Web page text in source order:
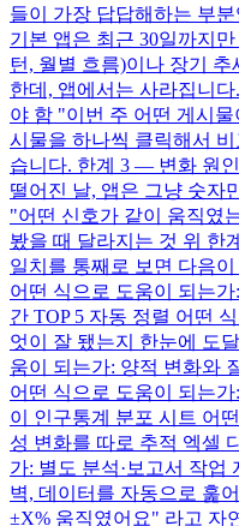
들이 가장 답답해하는 부
기본 앱은 최근 30일까지
턴, 월별 흐름)이나 장기
한데, 앱에서는 사라집니
야 함 "이번 주 어떤 게시
시물을 하나씩 클릭해서
습니다. 한계 3 — 변화 원
떨어진 날, 앱은 그냥 숫자
"어떤 신호가 같이 움직였
봤을 때 달라지는 것 위 한
일치를 통째로 보면 다음
어떤 식으로 도움이 되는가
간 TOP 5 자동 정렬 어떤
엇이 잘 됐는지 한눈에 도
움이 되는가: 양적 변화와
어떤 식으로 도움이 되는
이 인구통계 분포 시트 어
성 변화를 따로 추적 엑셀
가: 별도 분석·보고서 작업
벽, 데이터를 자동으로 훑
±X% 움직였어요" 라고 자